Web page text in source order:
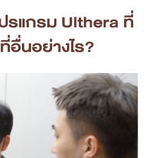
รแกรม Ulthera ที่
อื่นอย่างไร?